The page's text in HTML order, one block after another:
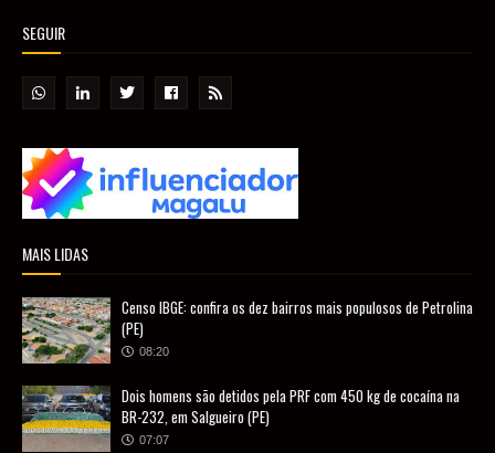
SEGUIR
MAIS LIDAS
Censo IBGE: confira os dez bairros mais populosos de Petrolina
(PE)
08:20
Dois homens são detidos pela PRF com 450 kg de cocaína na
BR-232, em Salgueiro (PE)
07:07